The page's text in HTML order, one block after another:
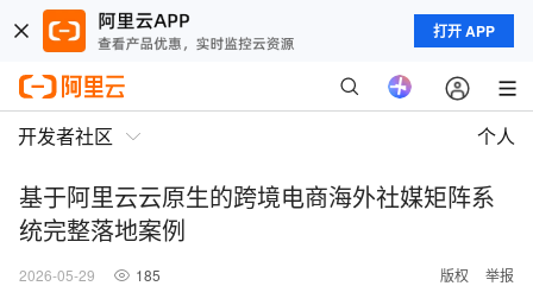
打开 APP
开发者社区 个人
基于阿里云云原生的跨境电商海外社媒矩阵系
统完整落地案例
2026-05-29 185 版权 举报